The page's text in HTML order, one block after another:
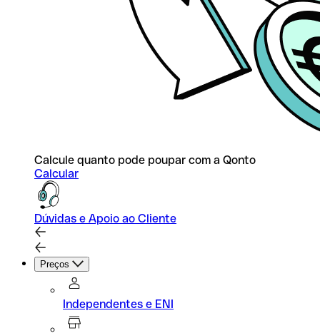
Calcule quanto pode poupar com a Qonto
Calcular
Dúvidas e Apoio ao Cliente
Preços
Independentes e ENI